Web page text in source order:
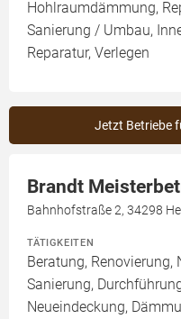
Hohlraumdämmung,
Sanierung / Umbau,
Reparatur, Verlegen
Jetzt Betriebe
Brandt
Bahnhofstraße 2, 34298
TÄTIGKEITEN
Beratung, Renovierung,
Sanierung,
Neueindeckung,